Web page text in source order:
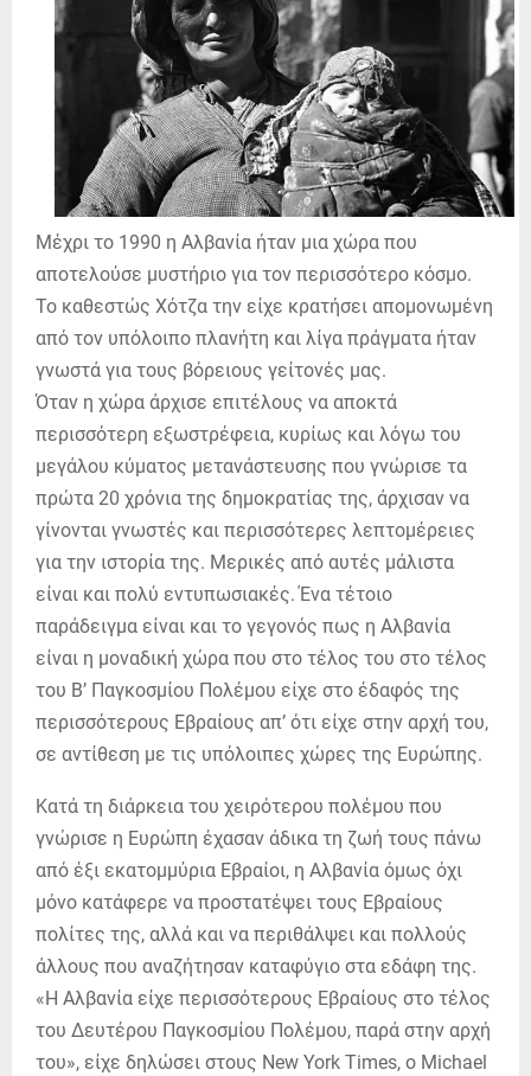
Μέχρι το 1990 η Αλβανία ήταν μια χώρα που
αποτελούσε μυστήριο για τον περισσότερο κόσμο.
Το καθεστώς Χότζα την είχε κρατήσει απομονωμένη
από τον υπόλοιπο πλανήτη και λίγα πράγματα ήταν
γνωστά για τους βόρειους γείτονές μας.
Όταν η χώρα άρχισε επιτέλους να αποκτά
περισσότερη εξωστρέφεια, κυρίως και λόγω του
μεγάλου κύματος μετανάστευσης που γνώρισε τα
πρώτα 20 χρόνια της δημοκρατίας της, άρχισαν να
γίνονται γνωστές και περισσότερες λεπτομέρειες
για την ιστορία της. Μερικές από αυτές μάλιστα
είναι και πολύ εντυπωσιακές. Ένα τέτοιο
παράδειγμα είναι και το γεγονός πως η Αλβανία
είναι η μοναδική χώρα που στο τέλος του στο τέλος
του Β’ Παγκοσμίου Πολέμου είχε στο έδαφός της
περισσότερους Εβραίους απ’ ότι είχε στην αρχή του,
σε αντίθεση με τις υπόλοιπες χώρες της Ευρώπης.
Κατά τη διάρκεια του χειρότερου πολέμου που
γνώρισε η Ευρώπη έχασαν άδικα τη ζωή τους πάνω
από έξι εκατομμύρια Εβραίοι, η Αλβανία όμως όχι
μόνο κατάφερε να προστατέψει τους Εβραίους
πολίτες της, αλλά και να περιθάλψει και πολλούς
άλλους που αναζήτησαν καταφύγιο στα εδάφη της.
«Η Αλβανία είχε περισσότερους Εβραίους στο τέλος
του Δευτέρου Παγκοσμίου Πολέμου, παρά στην αρχή
του», είχε δηλώσει στους New York Times, o Michael